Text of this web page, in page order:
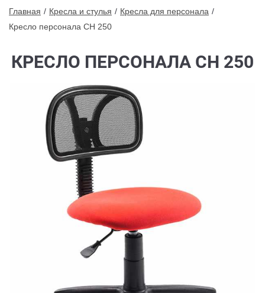
Главная Кресла и стулья
Кресла для персонала
Кресло персонала СН 250
КРЕСЛО ПЕРСОНАЛА СН 250